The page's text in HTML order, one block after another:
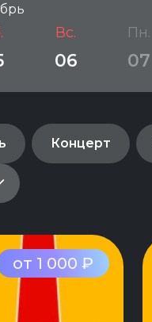
Вс.
06
Пн.
07
Концерт
от 1 000 ₽